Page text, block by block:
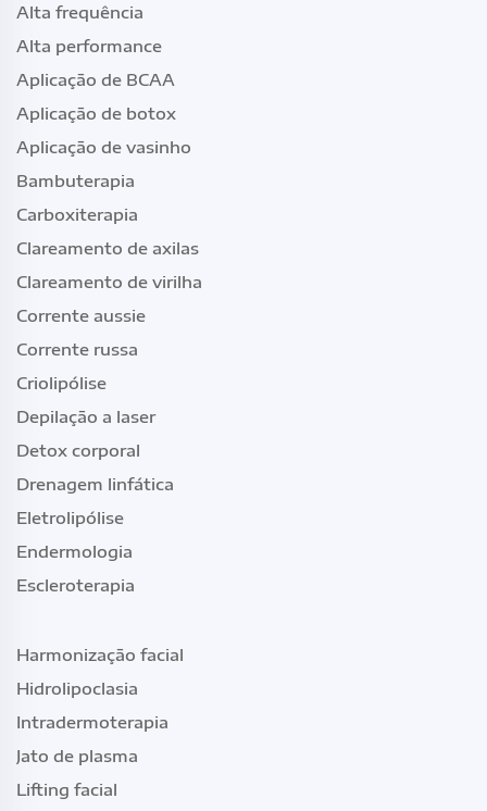
Alta frequência
Alta performance
Aplicação de BCAA
Aplicação de botox
Aplicação de vasinho
Bambuterapia
Carboxiterapia
Clareamento de axilas
Clareamento de virilha
Corrente aussie
Corrente russa
Criolipólise
Depilação a laser
Detox corporal
Drenagem linfática
Eletrolipólise
Endermologia
Escleroterapia
Harmonização facial
Hidrolipoclasia
Intradermoterapia
Jato de plasma
Lifting facial